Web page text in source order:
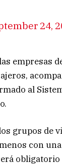
24,
empresas
al
grupos de
con